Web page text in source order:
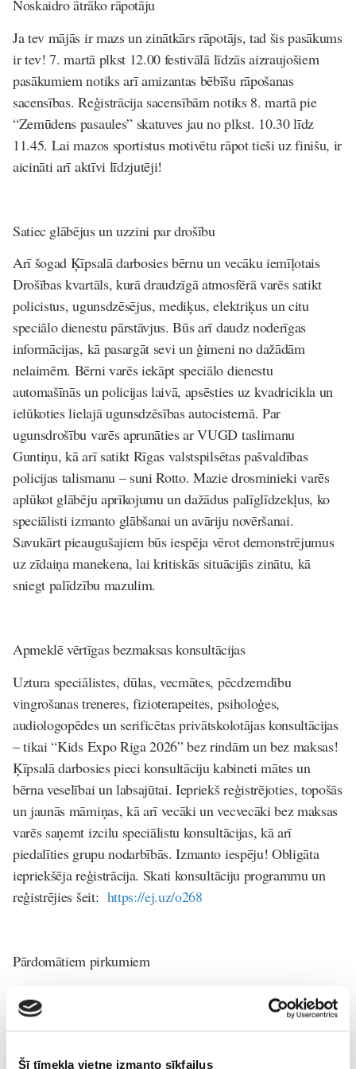
Šī tīmekļa vietne izmanto sīkfailus
Noskaidro ātrāko rāpotāju
Ja tev mājās ir mazs un zinātkārs rāpotājs, tad šis pasākums
ir tev! 7. martā plkst 12.00 festivālā līdzās aizraujošiem
pasākumiem notiks arī amizantas bēbīšu rāpošanas
sacensības. Reģistrācija sacensībām notiks 8. martā pie
“Zemūdens pasaules” skatuves jau no plkst. 10.30 līdz
11.45. Lai mazos sportistus motivētu rāpot tieši uz finišu, ir
aicināti arī aktīvi līdzjutēji!
Satiec glābējus un uzzini par drošību
Arī šogad Ķīpsalā darbosies bērnu un vecāku iemīļotais
Drošības kvartāls, kurā draudzīgā atmosfērā varēs satikt
policistus, ugunsdzēsējus, mediķus, elektriķus un citu
speciālo dienestu pārstāvjus. Būs arī daudz noderīgas
informācijas, kā pasargāt sevi un ģimeni no dažādām
nelaimēm. Bērni varēs iekāpt speciālo dienestu
automašīnās un policijas laivā, apsēsties uz kvadricikla un
ielūkoties lielajā ugunsdzēsības autocisternā. Par
ugunsdrošību varēs aprunāties ar VUGD taslimanu
Guntiņu, kā arī satikt Rīgas valstspilsētas pašvaldības
policijas talismanu – suni Rotto. Mazie drosminieki varēs
aplūkot glābēju aprīkojumu un dažādus palīglīdzekļus, ko
speciālisti izmanto glābšanai un avāriju novēršanai.
Savukārt pieaugušajiem būs iespēja vērot demonstrējumus
uz zīdaiņa manekena, lai kritiskās situācijās zinātu, kā
sniegt palīdzību mazulim.
Apmeklē vērtīgas bezmaksas konsultācijas
Uztura speciālistes, dūlas, vecmātes, pēcdzemdību
vingrošanas treneres, fizioterapeites, psiholoģes,
audiologopēdes un serificētas privātskolotājas konsultācijas
– tikai “Kids Expo Riga 2026” bez rindām un bez maksas!
Ķīpsalā darbosies pieci konsultāciju kabineti mātes un
bērna veselībai un labsajūtai. Iepriekš reģistrējoties, topošās
un jaunās māmiņas, kā arī vecāki un vecvecāki bez maksas
varēs saņemt izcilu speciālistu konsultācijas, kā arī
piedalīties grupu nodarbībās. Izmanto iespēju! Obligāta
iepriekšēja reģistrācija. Skati konsultāciju programmu un
reģistrējies šeit: https://ej.uz/o268
Pārdomātiem pirkumiem
Kamēr bērni metīsies prieka pilnā piedzīvojumā, turpat
līdzās izstādes ekspozīcijā ražotāji, tirgotāji un
pakalpojumu sniedzēji vecākiem prezentēs dažādas preces
jaundzimušajiem, mazuļiem, pirmsskolas vecuma bērniem